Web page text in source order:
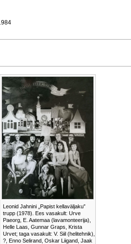
Leonid Jahnini „Papist kellaväljaku”
trupp (1978). Ees vasakult: Urve
Paeorg, E. Aatemaa (lavamonteerija),
Helle Laas, Gunnar Graps, Krista
Urvet; taga vasakult: V. Siil (helitehnik),
?, Enno Selirand, Oskar Liigand, Jaak